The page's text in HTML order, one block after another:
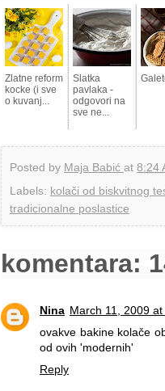
Zlatne reform
kocke (i sve
o kuvanj...
Slatka
pavlaka -
odgovori na
sve ne...
Posted by Maja Babić at 8:24
Labels: kolači od biskvitnog
tradicionalne poslastice
komentara:
Nina March 11, 2009 at
ovakve bakine kolače
od ovih 'modernih'
Reply